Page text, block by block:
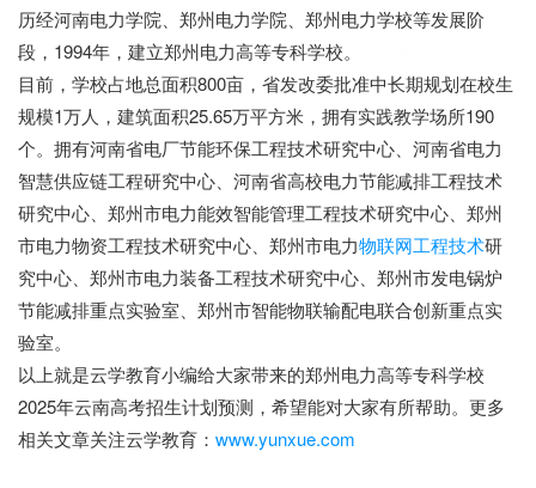
历经河南电力学院、郑州电力学院、郑州电力学校等发展阶
段，1994年，建立郑州电力高等专科学校。
目前，学校占地总面积800亩，省发改委批准中长期规划在校生
规模1万人，建筑面积25.65万平方米，拥有实践教学场所190
个。拥有河南省电厂节能环保工程技术研究中心、河南省电力
智慧供应链工程研究中心、河南省高校电力节能减排工程技术
研究中心、郑州市电力能效智能管理工程技术研究中心、郑州
市电力物资工程技术研究中心、郑州市电力物联网工程技术研
究中心、郑州市电力装备工程技术研究中心、郑州市发电锅炉
节能减排重点实验室、郑州市智能物联输配电联合创新重点实
验室。
以上就是云学教育小编给大家带来的郑州电力高等专科学校
2025年云南高考招生计划预测，希望能对大家有所帮助。更多
相关文章关注云学教育： www.yunxue.com